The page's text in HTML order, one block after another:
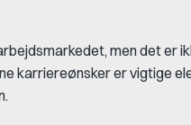
men det er
karriereønsker er vigtige